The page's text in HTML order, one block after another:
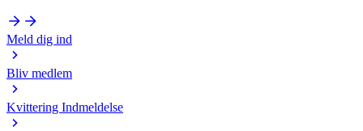
Meld dig ind
Bliv medlem
Kvittering Indmeldelse